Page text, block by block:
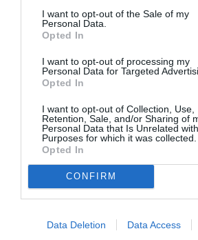
I want to opt-out of the Sale of my
Personal Data.
Opted In
I want to opt-out of processing my
Personal Data for Targeted
Opted In
I want to opt-out of Collection, Use,
Retention, Sale, and/or Sharing of
Personal Data that Is Unrelated
Purposes for which it was collected.
Opted In
CONFIRM
Data Deletion Data Access
Σχετικά Άρθρα